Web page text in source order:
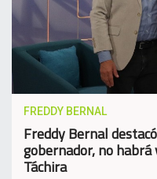
FREDDY BERNAL
Freddy Bernal
gobernador, no
Táchira